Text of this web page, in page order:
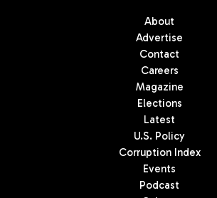
About
Advertise
Contact
Careers
Magazine
Elections
Latest
U.S. Policy
Corruption Index
Events
Podcast